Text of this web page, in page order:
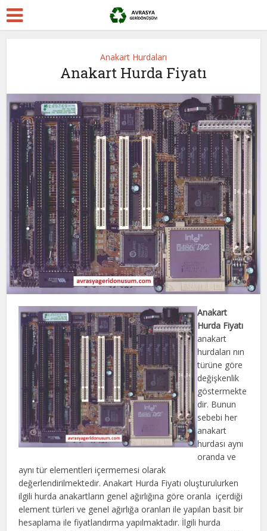
Anakart Hurdaları
Anakart Hurda Fiyatı
Anakart
Hurda Fiyatı
anakart
hurdaları nın
türüne göre
değişkenlik
göstermekte
dir. Bunun
sebebi her
anakart
hurdası aynı
oranda ve
aynı tür elementleri içermemesi olarak
değerlendirilmektedir. Anakart Hurda Fiyatı oluşturulurken
ilgili hurda anakartların genel ağırlığına göre oranla içerdiği
element türleri ve genel ağırlığa oranları ile yapılan basit bir
hesaplama ile fiyatlandırma yapılmaktadır. İlgili hurda